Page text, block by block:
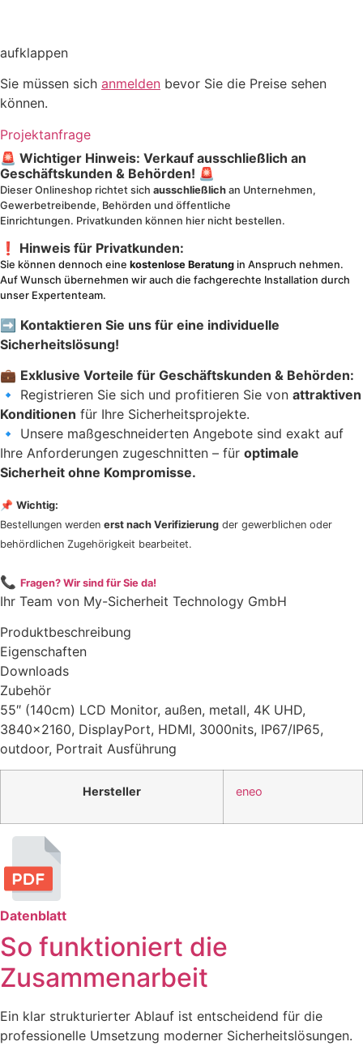
aufklappen
Sie müssen sich anmelden bevor Sie die Preise sehen
können.
Projektanfrage
🚨 Wichtiger Hinweis: Verkauf ausschließlich an
Geschäftskunden & Behörden! 🚨
Dieser Onlineshop richtet sich ausschließlich an Unternehmen,
Gewerbetreibende, Behörden und öffentliche
Einrichtungen. Privatkunden können hier nicht bestellen.
❗ Hinweis für Privatkunden:
Sie können dennoch eine kostenlose Beratung in Anspruch nehmen.
Auf Wunsch übernehmen wir auch die fachgerechte Installation durch
unser Expertenteam.
➡ Kontaktieren Sie uns für eine individuelle
Sicherheitslösung!
💼 Exklusive Vorteile für Geschäftskunden & Behörden:
🔹 Registrieren Sie sich und profitieren Sie von attraktiven
Konditionen für Ihre Sicherheitsprojekte.
🔹 Unsere maßgeschneiderten Angebote sind exakt auf
Ihre Anforderungen zugeschnitten – für optimale
Sicherheit ohne Kompromisse.
📌 Wichtig:
Bestellungen werden erst nach Verifizierung der gewerblichen oder
behördlichen Zugehörigkeit bearbeitet.
📞 Fragen? Wir sind für Sie da!
Ihr Team von My-Sicherheit Technology GmbH
Produktbeschreibung
Eigenschaften
Downloads
Zubehör
55″ (140cm) LCD Monitor, außen, metall, 4K UHD,
3840×2160, DisplayPort, HDMI, 3000nits, IP67/IP65,
outdoor, Portrait Ausführung
Hersteller eneo
Datenblatt
So funktioniert die
Zusammenarbeit
Ein klar strukturierter Ablauf ist entscheidend für die
professionelle Umsetzung moderner Sicherheitslösungen.